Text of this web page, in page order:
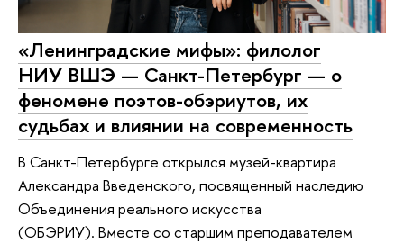
«Ленинградские мифы»: филолог
НИУ ВШЭ — Санкт-Петербург — о
феномене поэтов-обэриутов, их
судьбах и влиянии на современность
В Санкт-Петербурге открылся музей-квартира
Александра Введенского, посвященный наследию
Объединения реального искусства
(ОБЭРИУ). Вместе со старшим преподавателем